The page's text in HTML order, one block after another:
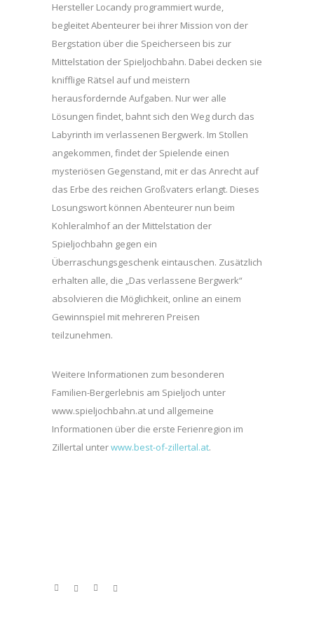
Hersteller Locandy programmiert wurde,
begleitet Abenteurer bei ihrer Mission von der
Bergstation über die Speicherseen bis zur
Mittelstation der Spieljochbahn. Dabei decken sie
knifflige Rätsel auf und meistern
herausfordernde Aufgaben. Nur wer alle
Lösungen findet, bahnt sich den Weg durch das
Labyrinth im verlassenen Bergwerk. Im Stollen
angekommen, findet der Spielende einen
mysteriösen Gegenstand, mit er das Anrecht auf
das Erbe des reichen Großvaters erlangt. Dieses
Losungswort können Abenteurer nun beim
Kohleralmhof an der Mittelstation der
Spieljochbahn gegen ein
Überraschungsgeschenk eintauschen. Zusätzlich
erhalten alle, die „Das verlassene Bergwerk“
absolvieren die Möglichkeit, online an einem
Gewinnspiel mit mehreren Preisen
teilzunehmen.
Weitere Informationen zum besonderen
Familien-Bergerlebnis am Spieljoch unter
www.spieljochbahn.at und allgemeine
Informationen über die erste Ferienregion im
Zillertal unterwww.best-of-zillertal.at.